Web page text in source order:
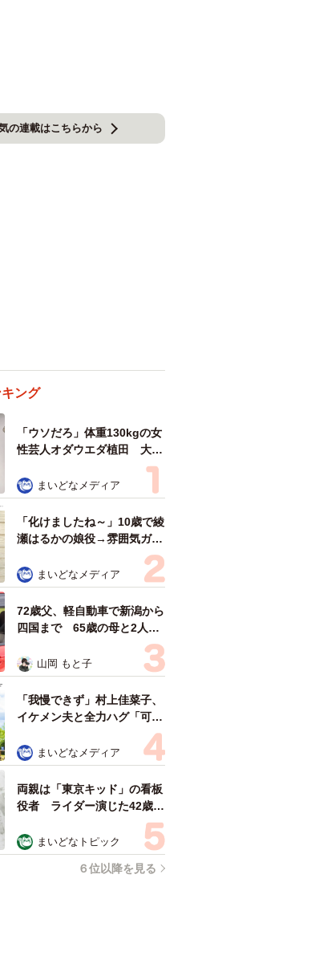
の連載はこちらから
ング
「ウソだろ」体重130kgの女
性芸人オダウエダ植田 大学
時代のほっそり姿に「マジ
で」 まいどなメディア
「化けましたね～」10歳で綾
瀬はるかの娘役→雰囲気ガラ
リの18歳に成長 「メイクで
雰囲気が」「宝塚に入れそ
う」
まいどなメディア
72歳父、軽自動車で新潟から
四国まで 65歳の母と2人で
3泊4日の旅 パーキングの休
憩まで分刻み… 「大学生で
も組まねえよ！」
山岡 もと子
「我慢できず」村上佳菜子、
イケメン夫と全力ハグ「可愛
いふたり」「素敵なご夫婦」
まいどなメディア
両親は「東京キッド」の看板
役者 ライダー演じた42歳元
俳優が再婚妻との「ウエディ
ングフォト」計画を明言
「センスあるカメラマン求
まいどなトピック
６位以降を見る